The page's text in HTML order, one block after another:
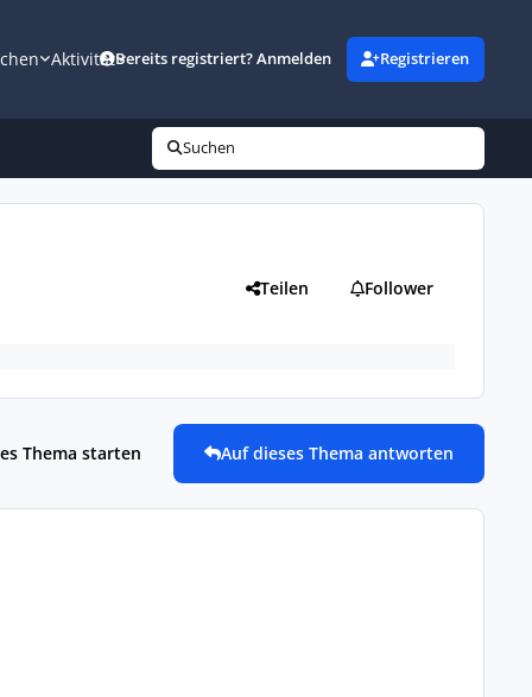
AktivitätBereits registriert? Anmelden Registrieren
Suchen
Teilen Follower
Thema starten Auf dieses Thema antworten